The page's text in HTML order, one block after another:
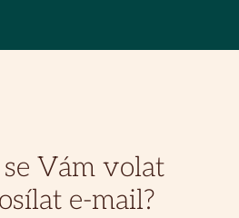
Vám volat
e-mail?